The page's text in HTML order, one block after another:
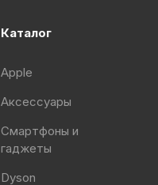
Каталог
Apple
Аксессуары
Смартфоны и
гаджеты
Dyson